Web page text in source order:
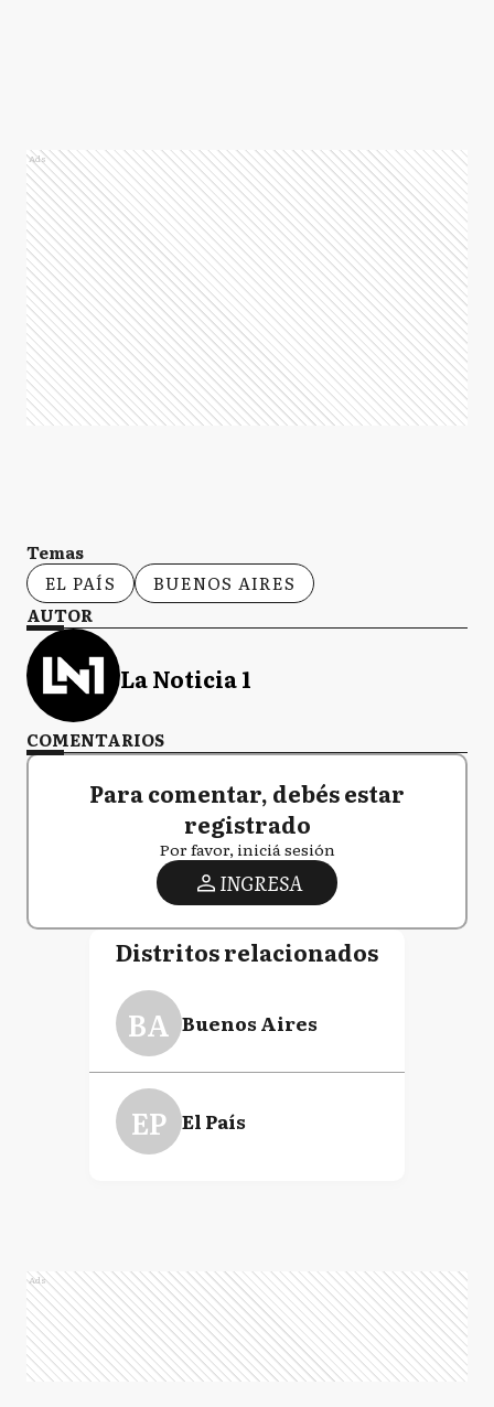
Ads
Temas
EL PAÍS
BUENOS AIRES
AUTOR
La Noticia 1
COMENTARIOS
Para comentar, debés estar
registrado
Por favor, iniciá sesión
INGRESA
Distritos relacionados
BA Buenos Aires
EP El País
Ads